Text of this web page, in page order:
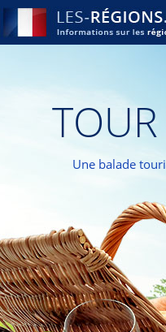
Une balade